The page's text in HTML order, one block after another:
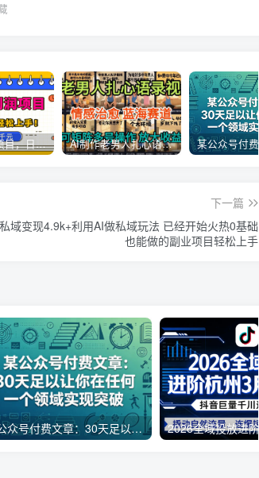
游戏高利润项目，日收益1k+，全自动，无需值守，解放双手，小白轻松上手【揭秘】 AI制作老男人扎心语录，5分钟一条，操作简单，流量非常大，保姆级教程
下一篇
域变现4.9k+利用AI做私域玩法 已经开始火热0基础
也能做的副业项目轻松上手
某公众号付费文章：30天足以让你在任何一个领域实现突破